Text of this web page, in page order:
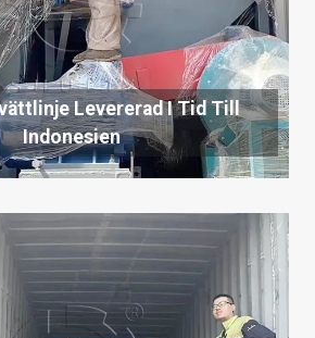
Levererad I Tid Till
Indonesien